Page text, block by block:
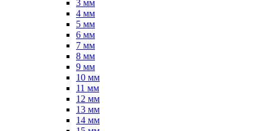
3 мм
4 мм
5 мм
6 мм
7 мм
8 мм
9 мм
10 мм
11 мм
12 мм
13 мм
14 мм